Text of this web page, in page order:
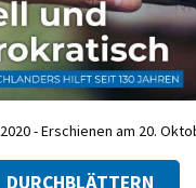
- Erschienen am 20.
DURCHBLÄTTERN